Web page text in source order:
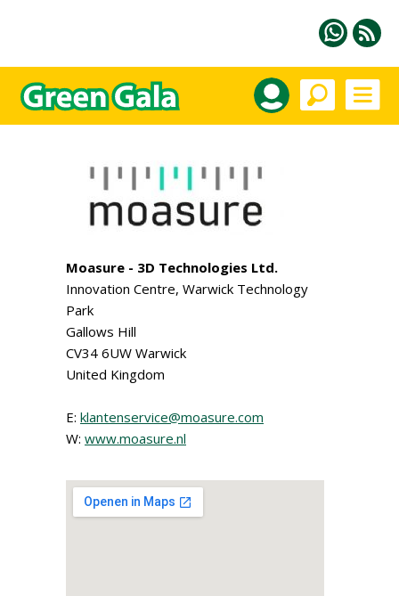
Moasure - 3D Technologies Ltd.
Innovation Centre, Warwick Technology
Park
Gallows Hill
CV34 6UW Warwick
United Kingdom
E: klantenservice@moasure.com
W: www.moasure.nl